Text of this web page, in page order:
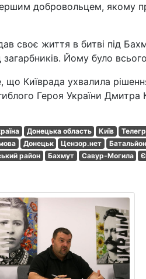
добровольцем, якому
своє життя в битві під
Йому було
що Київрада ухвалила
Героя України
Донецька область Київ
Донецьк Цензор.нет Батальйон
район Бахмут Савур-Могила